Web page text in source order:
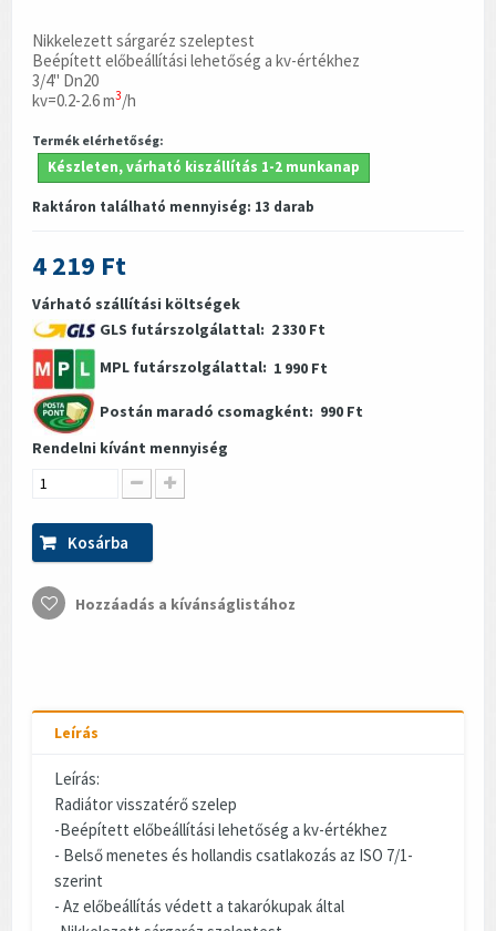
Nikkelezett sárgaréz szeleptest
Beépített előbeállítási lehetőség a kv-értékhez
3/4" Dn20
kv=0.2-2.6 m3/h
Termék elérhetőség:
Készleten, várható kiszállítás 1-2 munkanap
Raktáron található mennyiség: 13 darab
4 219 Ft
Várható szállítási költségek
GLS futárszolgálattal: 2 330 Ft
MPL futárszolgálattal: 1 990 Ft
Postán maradó csomagként: 990 Ft
Rendelni kívánt mennyiség
Kosárba
Hozzáadás a kívánságlistához
Leírás
Leírás:
Radiátor visszatérő szelep
-Beépített előbeállítási lehetőség a kv-értékhez
- Belső menetes és hollandis csatlakozás az ISO 7/1-
szerint
- Az előbeállítás védett a takarókupak által